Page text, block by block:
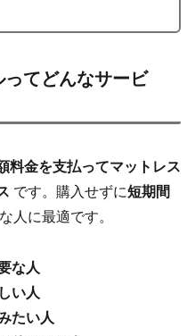
てどんなサービ
料金を支払ってマットレス
です。購入せずに短期間
人に最適です。
な人
い人
たい人